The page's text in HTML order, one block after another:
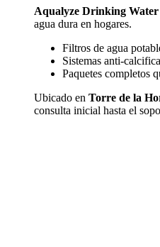
Aqualyze Drinking Water
agua dura en hogares.
Filtros de agua
Sistemas anti-
Paquetes completos
Ubicado en Torre de la
consulta inicial hasta el